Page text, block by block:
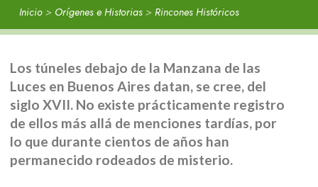
Inicio > Orígenes e Historias > Rincones Históricos
Los túneles debajo de la Manzana de las
Luces en Buenos Aires datan, se cree, del
siglo XVII. No existe prácticamente registro
de ellos más allá de menciones tardías, por
lo que durante cientos de años han
permanecido rodeados de misterio.